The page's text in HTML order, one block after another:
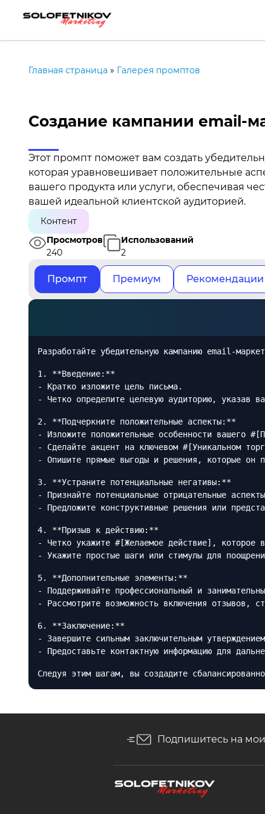
Главная страница » Галерея промптов
Создание кампании email-
Этот промпт поможет вам создать
которая уравновешивает положительные
вашего продукта или услуги, обеспечивая
вашей идеальной клиентской аудиторией.
Контент
Просмотров
240
Использований
2
Промпт Премиум Рекомендации
Разработайте убедительную кампанию email-
1. **Введение:**
- Кратко изложите цель письма.
- Четко определите целевую аудиторию, указав
2. **Подчеркните положительные аспекты:**
- Изложите положительные особенности вашего
- Сделайте акцент на ключевом #[Уникальном
- Опишите прямые выгоды и решения, которые он
3. **Устраните потенциальные негативы:**
- Признайте потенциальные отрицательные
- Предложите конструктивные решения или
4. **Призыв к действию:**
- Четко укажите #[Желаемое действие], которое
- Укажите простые шаги или стимулы для
5. **Дополнительные элементы:**
- Поддерживайте профессиональный и
- Рассмотрите возможность включения отзывов,
6. **Заключение:**
- Завершите сильным заключительным
- Предоставьте контактную информацию для
Следуя этим шагам, вы создадите
Подпишитесь на